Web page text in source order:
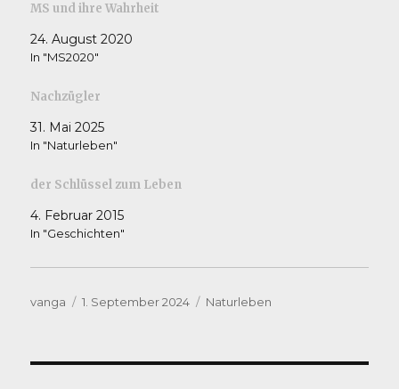
MS und ihre Wahrheit
24. August 2020
In "MS2020"
Nachzügler
31. Mai 2025
In "Naturleben"
der Schlüssel zum Leben
4. Februar 2015
In "Geschichten"
Autor
vanga
Veröffentlicht
1. September 2024 Kategorien
Naturleben